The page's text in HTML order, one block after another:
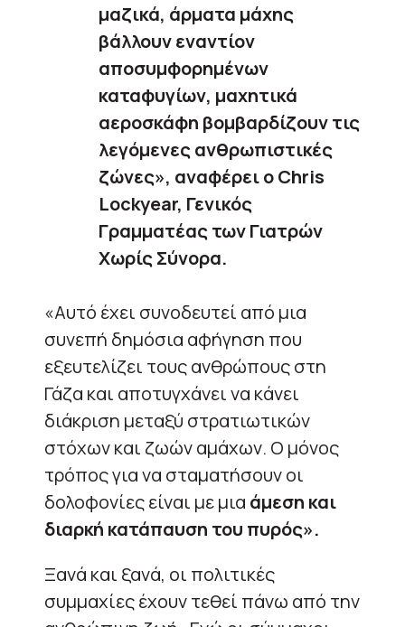
μαζικά, άρματα μάχης
βάλλουν εναντίον
αποσυμφορημένων
καταφυγίων, μαχητικά
αεροσκάφη βομβαρδίζουν τις
λεγόμενες ανθρωπιστικές
ζώνες», αναφέρει ο Chris
Lockyear, Γενικός
Γραμματέας των Γιατρών
Χωρίς Σύνορα.
«Αυτό έχει συνοδευτεί από μια
συνεπή δημόσια αφήγηση που
εξευτελίζει τους ανθρώπους στη
Γάζα και αποτυγχάνει να κάνει
διάκριση μεταξύ στρατιωτικών
στόχων και ζωών αμάχων. Ο μόνος
τρόπος για να σταματήσουν οι
δολοφονίες είναι με μια άμεση και
διαρκή κατάπαυση του πυρός».
Ξανά και ξανά, οι πολιτικές
συμμαχίες έχουν τεθεί πάνω από την